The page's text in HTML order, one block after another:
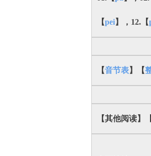
【pei】，12.【
【音节表】【
【其他阅读】